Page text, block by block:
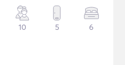
10 5 6